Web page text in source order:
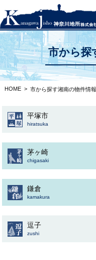
市から探
HOME>市から探す湘南の物件情報
平塚市
hiratsuka
茅ヶ崎
chigasaki
鎌倉
kamakura
逗子
zushi